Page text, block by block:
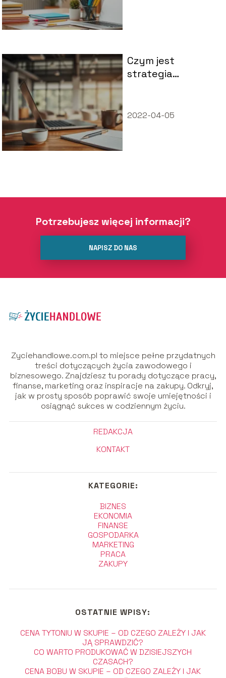
Czym jest
strategia
2022-04-05
Potrzebujesz więcej informacji?
NAPISZ DO NAS
Zyciehandlowe.com.pl to miejsce pełne przydatnych
treści dotyczących życia zawodowego i
biznesowego. Znajdziesz tu porady dotyczące pracy,
finanse, marketing oraz inspiracje na zakupy. Odkryj,
jak w prosty sposób poprawić swoje umiejętności i
osiągnąć sukces w codziennym życiu.
REDAKCJA
KONTAKT
KATEGORIE:
BIZNES
EKONOMIA
FINANSE
GOSPODARKA
MARKETING
PRACA
ZAKUPY
OSTATNIE WPISY:
CENA TYTONIU W SKUPIE – OD CZEGO ZALEŻY I JAK
JĄ SPRAWDZIĆ?
CO WARTO PRODUKOWAĆ W DZISIEJSZYCH
CZASACH?
CENA BOBU W SKUPIE – OD CZEGO ZALEŻY I JAK